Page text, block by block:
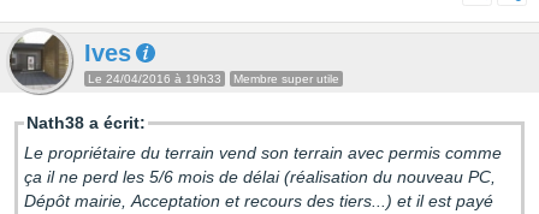
Ives
Le 24/04/2016 à 19h33 Membre super utile
Nath38 a écrit:
Le propriétaire du terrain vend son terrain avec permis comme
ça il ne perd les 5/6 mois de délai (réalisation du nouveau PC,
Dépôt mairie, Acceptation et recours des tiers...) et il est payé